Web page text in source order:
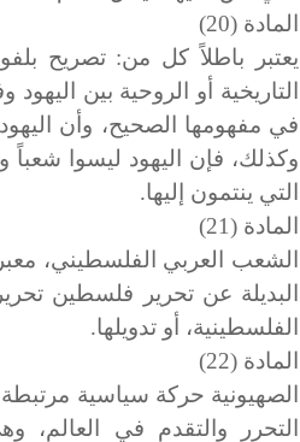
المادة (20)
يعتبر باطلاً كل من: تصريح
التاريخية أو الروحية بين
في مفهومها الصحيح، وأن
وكذلك، فإن اليهود ليسوا
التي ينتمون إليها.
المادة (21)
الشعب العربي الفلسطيني،
البديلة عن تحرير فلسطين
الفلسطينية، أو تدويلها.
المادة (22)
الصهيونية حركة سياسية مرتبطة
التحرر والتقدم في العالم،